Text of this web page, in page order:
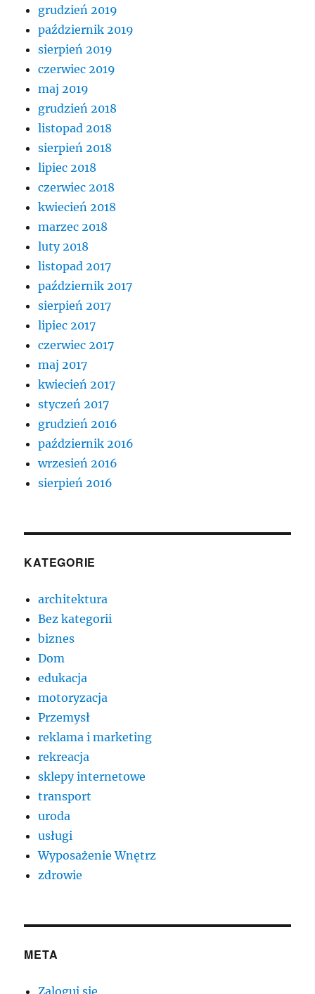
grudzień 2019
październik 2019
sierpień 2019
czerwiec 2019
maj 2019
grudzień 2018
listopad 2018
sierpień 2018
lipiec 2018
czerwiec 2018
kwiecień 2018
marzec 2018
luty 2018
listopad 2017
październik 2017
sierpień 2017
lipiec 2017
czerwiec 2017
maj 2017
kwiecień 2017
styczeń 2017
grudzień 2016
październik 2016
wrzesień 2016
sierpień 2016
KATEGORIE
architektura
Bez kategorii
biznes
Dom
edukacja
motoryzacja
Przemysł
reklama i marketing
rekreacja
sklepy internetowe
transport
uroda
usługi
Wyposażenie Wnętrz
zdrowie
META